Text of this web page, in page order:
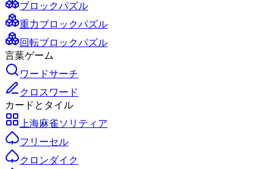
ブロックパズル
重力ブロックパズル
回転ブロックパズル
言葉ゲーム
ワードサーチ
クロスワード
カードとタイル
上海麻雀ソリティア
フリーセル
クロンダイク